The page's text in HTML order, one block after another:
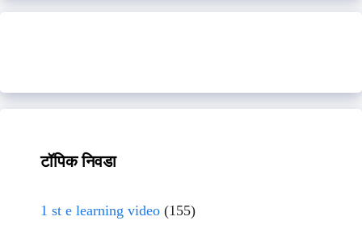
टॉपिक निवडा
1 st e learning video (155)